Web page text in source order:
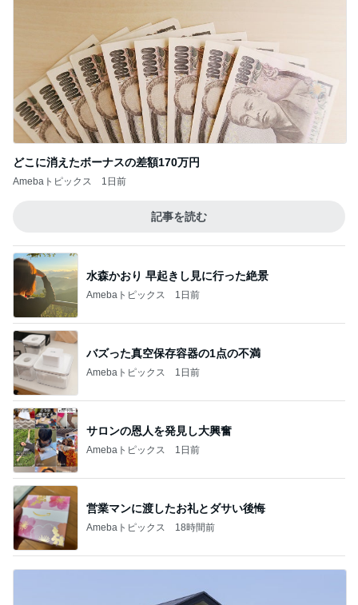
どこに消えたボーナスの差額170万円
Amebaトピックス 1日前
記事を読む
水森かおり 早起きし見に行った絶景
Amebaトピックス 1日前
バズった真空保存容器の1点の不満
Amebaトピックス 1日前
サロンの恩人を発見し大興奮
Amebaトピックス 1日前
営業マンに渡したお礼とダサい後悔
Amebaトピックス 18時間前